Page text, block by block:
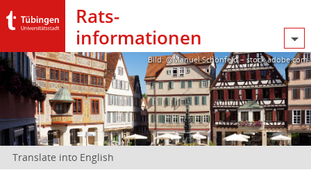
Rats­
informationen
Bild: @Manuel Schönfeld – stock.adobe.com
Translate into English